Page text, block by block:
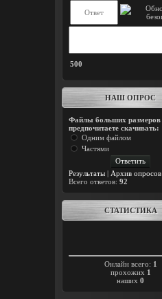
500
НАШ ОПРОС
Файлы больших размеров
предпочитаете скачивать:
Одним файлом
Частями
Результаты | Архив опросов
Всего ответов: 92
СТАТИСТИКА
Онлайн всего: 1
прохожих 1
наших 0